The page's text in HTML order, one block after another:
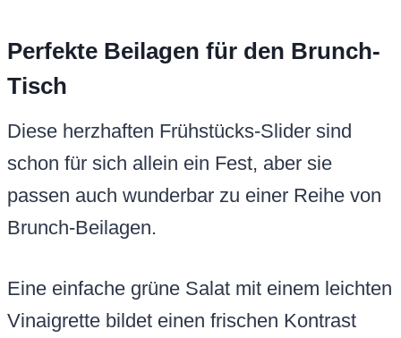
Perfekte Beilagen für den Brunch-
Tisch
Diese herzhaften Frühstücks-Slider sind
schon für sich allein ein Fest, aber sie
passen auch wunderbar zu einer Reihe von
Brunch-Beilagen.
Eine einfache grüne Salat mit einem leichten
Vinaigrette bildet einen frischen Kontrast